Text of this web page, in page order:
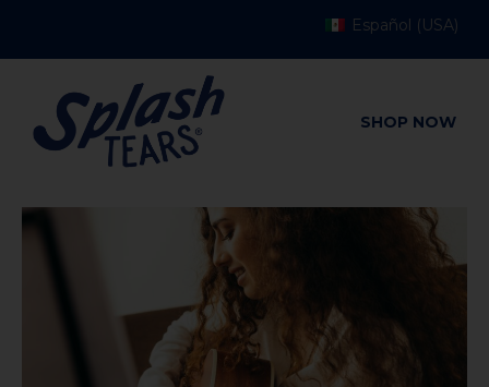
Español (USA)
SHOP NOW